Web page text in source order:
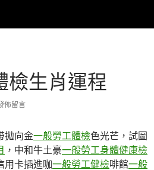
檢生肖運程
佈留言
拋向金一般勞工體檢色光芒，試圖
，中和牛土豪一般勞工身體健康檢
用卡插進咖一般勞工健檢啡館一般